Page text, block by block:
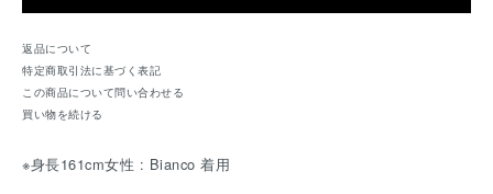
返品について
特定商取引法に基づく表記
この商品について問い合わせる
買い物を続ける
※身長161cm女性 : Bianco 着用